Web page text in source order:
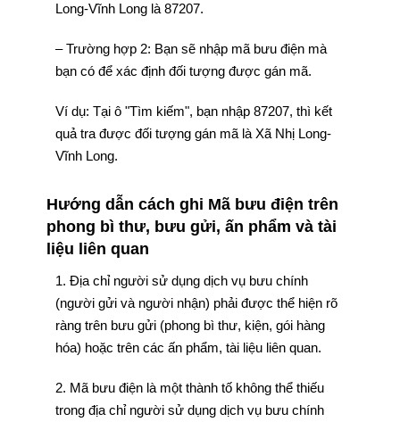
Long-Vĩnh Long là 87207.
– Trường hợp 2: Bạn sẽ nhập mã bưu điện mà
bạn có để xác định đối tượng được gán mã.
Ví dụ: Tại ô "Tìm kiếm", bạn nhập 87207, thì kết
quả tra được đối tượng gán mã là Xã Nhị Long-
Vĩnh Long.
Hướng dẫn cách ghi Mã bưu điện trên
phong bì thư, bưu gửi, ấn phẩm và tài
liệu liên quan
1. Địa chỉ người sử dụng dịch vụ bưu chính
(người gửi và người nhận) phải được thể hiện rõ
ràng trên bưu gửi (phong bì thư, kiện, gói hàng
hóa) hoặc trên các ấn phẩm, tài liệu liên quan.
2. Mã bưu điện là một thành tố không thể thiếu
trong địa chỉ người sử dụng dịch vụ bưu chính